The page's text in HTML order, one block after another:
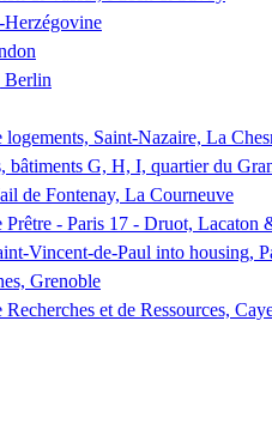
Berlin
Saint-Nazaire, La
bâtiments G, H, I, quartier du
de Fontenay, La Courneuve
- Paris 17 - Druot, Lacaton
Vincent-de-Paul into housing,
Grenoble
et de Ressources,